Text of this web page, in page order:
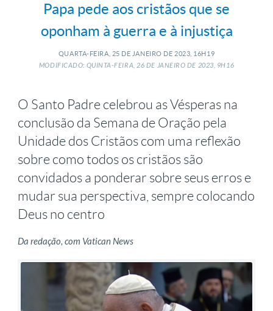
Papa pede aos cristãos que se
oponham à guerra e à injustiça
QUARTA-FEIRA, 25 DE JANEIRO DE 2023, 16H19
MODIFICADO: QUINTA-FEIRA, 26 DE JANEIRO DE 2023, 9H16
O Santo Padre celebrou as Vésperas na
conclusão da Semana de Oração pela
Unidade dos Cristãos com uma reflexão
sobre como todos os cristãos são
convidados a ponderar sobre seus erros e
mudar sua perspectiva, sempre colocando
Deus no centro
Da redação, com Vatican News